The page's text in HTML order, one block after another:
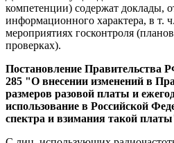
компетенции) содержат доклады,
информационного характера, в т.
мероприятиях госконтроля
проверках).
Постановление Правительства
285 "О внесении изменений в
размеров разовой платы и
использование в Российской
спектра и взимания такой